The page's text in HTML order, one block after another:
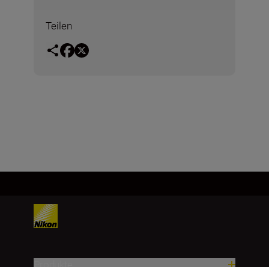
Teilen